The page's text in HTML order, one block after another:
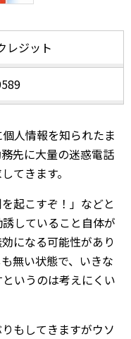
レジット
人情報を知られたま
先に大量の迷惑電話
てきます。
起こすぞ！」などと
していること自体が
になる可能性があり
無い状態で、いきな
いうのは考えにくい
もしてきますがウソ